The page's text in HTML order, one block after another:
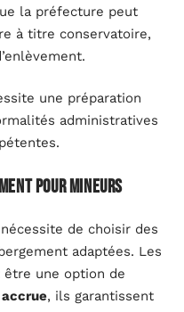
la préfecture peut
à titre conservatoire,
une préparation
administratives
pour mineurs
de choisir des
adaptées. Les
une option de
, ils garantissent